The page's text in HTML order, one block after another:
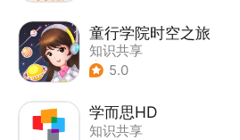
童行学院时空之旅
知识共享
| 儿童益智游戏
5.0
学而思HD
知识共享